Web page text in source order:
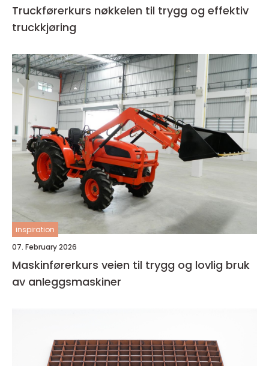
Truckførerkurs nøkkelen til trygg og effektiv
truckkjøring
inspiration
07. February 2026
Maskinførerkurs veien til trygg og lovlig bruk
av anleggsmaskiner